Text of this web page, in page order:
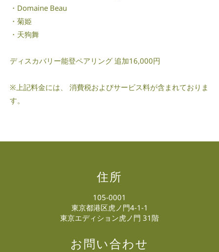
・Domaine Beau
・菊姫
・天狗舞
ディスカバリー能登ペアリング 追加16,000円
※上記料金には、 消費税およびサービス料が含まれておりま
す。
住所
105-0001
東京都港区虎ノ門4-1-1
東京エディション虎ノ門 31階
お問い合わせ